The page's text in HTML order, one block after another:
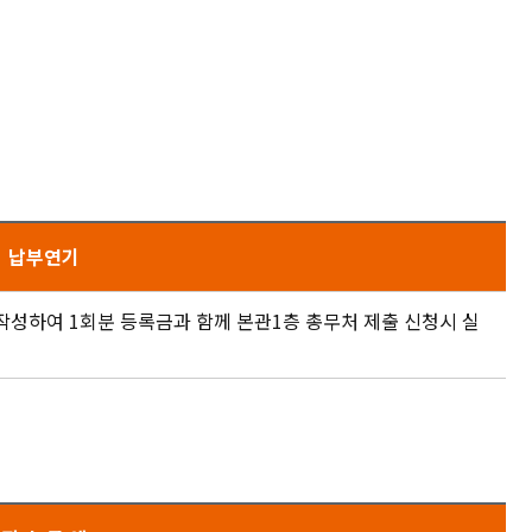
납부연기
하여 1회분 등록금과 함께 본관1층 총무처 제출 신청시 실